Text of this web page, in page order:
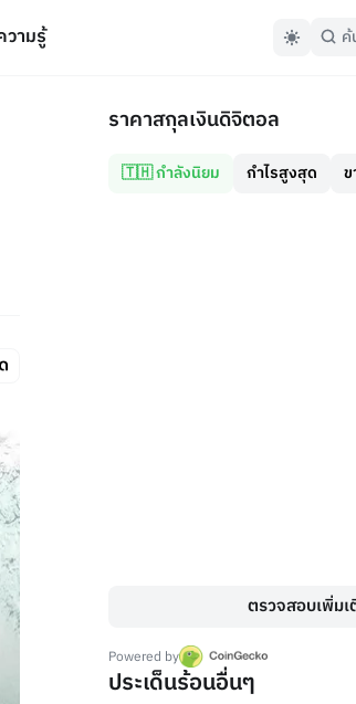
ามรู้
ราคาสกุลเงินดิจิตอล
🇹🇭 กำลังนิยม กำไรสูงสุด
ตรวจสอบเพิ่ม
Powered by
ประเด็นร้อนอื่นๆ